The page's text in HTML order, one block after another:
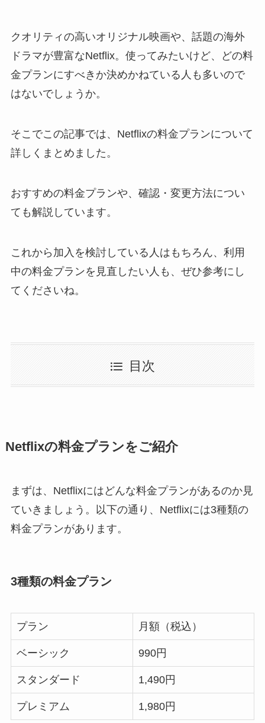
クオリティの高いオリジナル映画や、話題の海外
ドラマが豊富なNetflix。使ってみたいけど、どの料
金プランにすべきか決めかねている人も多いので
はないでしょうか。
そこでこの記事では、Netflixの料金プランについて
詳しくまとめました。
おすすめの料金プランや、確認・変更方法につい
ても解説しています。
これから加入を検討している人はもちろん、利用
中の料金プランを見直したい人も、ぜひ参考にし
てくださいね。
目次
Netflixの料金プランをご紹介
まずは、Netflixにはどんな料金プランがあるのか見
ていきましょう。以下の通り、Netflixには3種類の
料金プランがあります。
3種類の料金プラン
プラン 月額（税込）
ベーシック 990円
スタンダード 1,490円
プレミアム 1,980円